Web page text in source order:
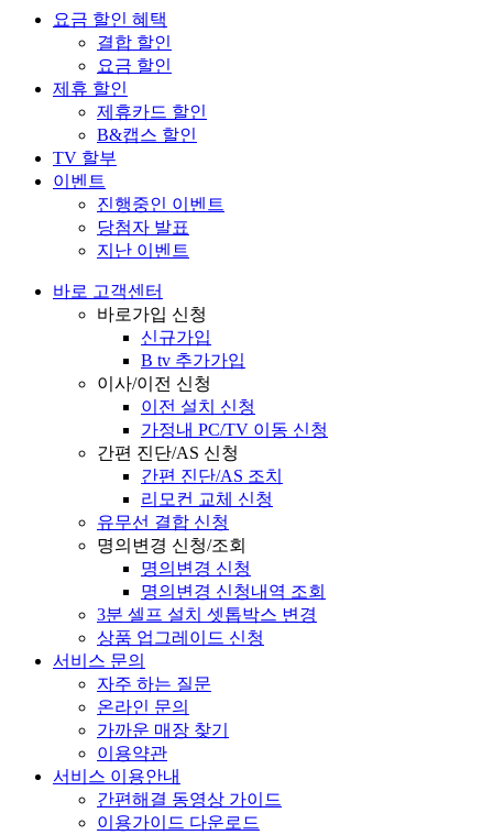
요금 할인 혜택
결합 할인
요금 할인
제휴 할인
제휴카드 할인
B&캡스 할인
TV 할부
이벤트
진행중인 이벤트
당첨자 발표
지난 이벤트
바로 고객센터
바로가입 신청
신규가입
B tv 추가가입
이사/이전 신청
이전 설치 신청
가정내 PC/TV 이동 신청
간편 진단/AS 신청
간편 진단/AS 조치
리모컨 교체 신청
유무선 결합 신청
명의변경 신청/조회
명의변경 신청
명의변경 신청내역 조회
3분 셀프 설치 셋톱박스 변경
상품 업그레이드 신청
서비스 문의
자주 하는 질문
온라인 문의
가까운 매장 찾기
이용약관
서비스 이용안내
간편해결 동영상 가이드
이용가이드 다운로드